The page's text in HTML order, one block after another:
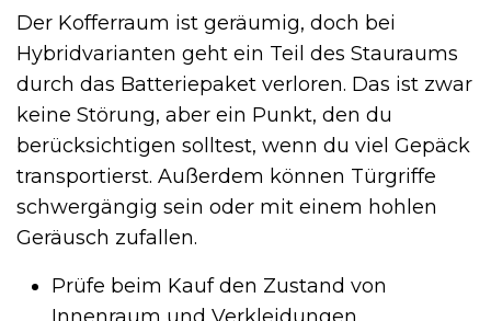
Der Kofferraum ist geräumig, doch bei
Hybridvarianten geht ein Teil des Stauraums
durch das Batteriepaket verloren. Das ist zwar
keine Störung, aber ein Punkt, den du
berücksichtigen solltest, wenn du viel Gepäck
transportierst. Außerdem können Türgriffe
schwergängig sein oder mit einem hohlen
Geräusch zufallen.
Prüfe beim Kauf den Zustand von